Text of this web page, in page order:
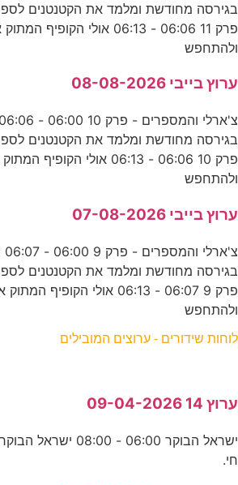
בגירסה מחודשת ומלמד את הקטנטנים
פרק 11 06:06 - 06:13 אולי
ולהתחפש
ערוץ בייבי 08-08-2026
בגירסה מחודשת ומלמד את הקטנטנים
פרק 10 06:06 - 06:13 אולי
ולהתחפש
ערוץ בייבי 07-08-2026
בגירסה מחודשת ומלמד את הקטנטנים
פרק 9 06:07 - 06:13 אולי
ולהתחפש
לוחות שידורים - ערוצים המובילים
ערוץ 14 09-04-2026
ישראל הבוקר 06:00 -
חי.